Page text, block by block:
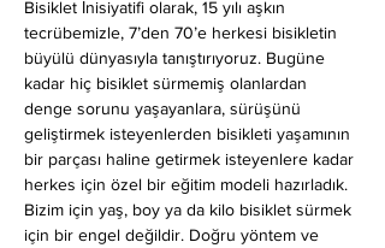
Bisiklet İnisiyatifi olarak, 15 yılı aşkın
tecrübemizle, 7’den 70’e herkesi bisikletin
büyülü dünyasıyla tanıştırıyoruz. Bugüne
kadar hiç bisiklet sürmemiş olanlardan
denge sorunu yaşayanlara, sürüşünü
geliştirmek isteyenlerden bisikleti yaşamının
bir parçası haline getirmek isteyenlere kadar
herkes için özel bir eğitim modeli hazırladık.
Bizim için yaş, boy ya da kilo bisiklet sürmek
için bir engel değildir. Doğru yöntem ve